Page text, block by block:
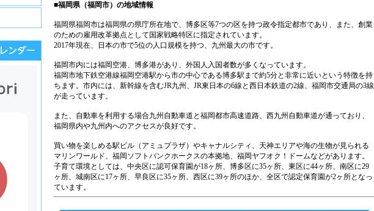
■福岡県（福岡市）の地域情報
福岡県福岡市は福岡県の県庁所在地で、博多区等7つの区を持つ政令指定都市であり、また、創業
のための雇用改革拠点として国家戦略特区に指定されています。
2017年現在、日本の市で5位の人口規模を持つ、九州最大の市です。
福岡市内には福岡空港、博多港があり、外国人入国者数が多くなっています。
福岡市地下鉄空港線福岡空港駅から市の中心である博多駅まで約5分と非常に近いという特徴を持
ちます。市内には、新幹線を含むJR九州、JR東日本の6線と西日本鉄道の2線、福岡市交通局の3線
が走っています。
また、自動車を利用する場合九州自動車道と福岡都市高速道路、西九州自動車道が通っており、
福岡県内や九州内へのアクセスが良好です。
買い物を楽しめる駅ビル（アミュプラザ）やキャナルシティ、天神エリアや海の生物が見られる
マリンワールド、福岡ソフトバンクホークスの本拠地、福岡ヤフオク！ドームなどがあります。
子育て環境としては、中央区に認可保育園が18ヶ所、博多区に35ヶ所、東区に44ヶ所、南区に29
ヶ所、城南区に17ヶ所、早良区に35ヶ所、西区に39ヶ所のほか、全区で認定保育園が2ヶ所となっ
ています。